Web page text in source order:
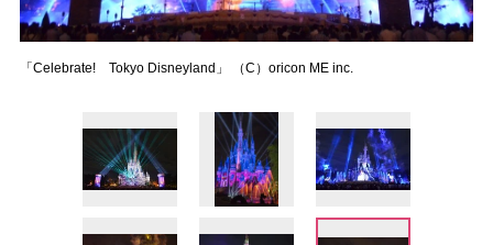
「Celebrate! Tokyo Disneyland」 （C）oricon ME inc.